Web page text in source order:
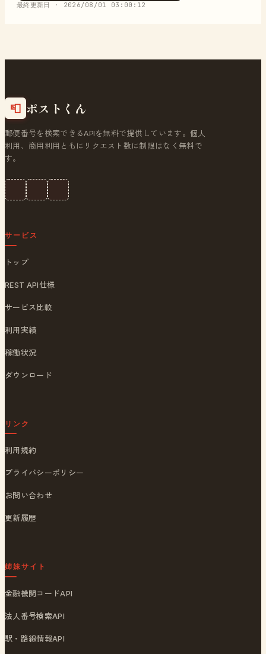
最終更新日 · 2026/08/01 03:00:12
📮 ポストくん
郵便番号を検索できるAPIを無料で提供しています。個人
利用、商用利用ともにリクエスト数に制限はなく無料で
す。
サービス
トップ
REST API仕様
サービス比較
利用実績
稼働状況
ダウンロード
リンク
利用規約
プライバシーポリシー
お問い合わせ
更新履歴
姉妹サイト
金融機関コードAPI
法人番号検索API
駅・路線情報API